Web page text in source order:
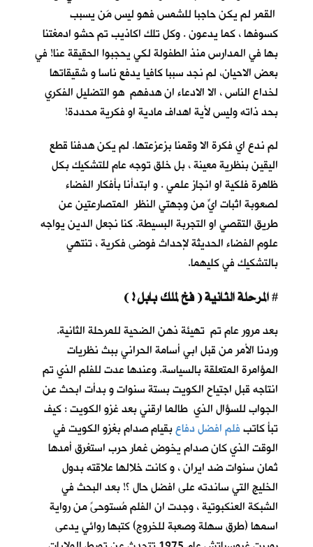
القمر لم يكن حاجبا للشمس فهو ليس مَن يسبب
كسوفها ، كما يدعون . وكل تلك اكاذيب تم حشو ادمغتنا
بها في المدارس منذ الطفولة لكي يحجبوا الحقيقة عنا! في
بعض الاحيان، لم نجد سببا كافيا يدفع ناسا و شقيقاتها
لخداع الناس ، الا الادعاء ان هدفهم هو التضليل الفكري
بحد ذاته وليس لأية اهداف مادية او فكرية محددة!
لم ندع اي فكرة الا وقمنا بزعزعتها. لم يكن هدفنا قطع
اليقين بنظرية معينة ، بل خلق توجه عام للتشكيك بكل
ظاهرة فلكية او انجاز علمي . و ابتدأنا بأفكار الفضاء
لصعوبة اثبات ايٍّ من وجهتي النظر المتصارعتين عن
طريق التقصي او التجربة البسيطة. كنا نجعل الدين يواجه
علوم الفضاء الحديثة لإحداث فوضى فكرية ، تنتهي
بالتشكيك في كليهما.
#
بعد مرور عام تم تهيئة ذهن الضحية للمرحلة الثانية.
وردنا الأمر من قبل ابي أسامة الحراني ببث نظريات
المؤامرة المتعلقة بالسياسة. وعندها عدت للفلم الذي تم
انتاجه قبل اجتياح الكويت بستة سنوات و بدأت ابحث عن
الجواب للسؤال الذي طالما ارقني بعد غزو الكويت : كيف
تبأ كاتبفلم افضل دفاعبقيام صدام بغزو الكويت في
الوقت الذي كان صدام يخوض غمار حرب استغرق أمدها
ثمان سنوات ضد ايران ، و كانت خلالها علاقته بدول
الخليج التي ساندته على افضل حال ؟! بعد البحث في
الشبكة العنكبوتية ، وجدت ان الفلم مُستوحىً من رواية
اسمها (طرق سهلة وصعبة للخروج) كتبها روائي يدعى